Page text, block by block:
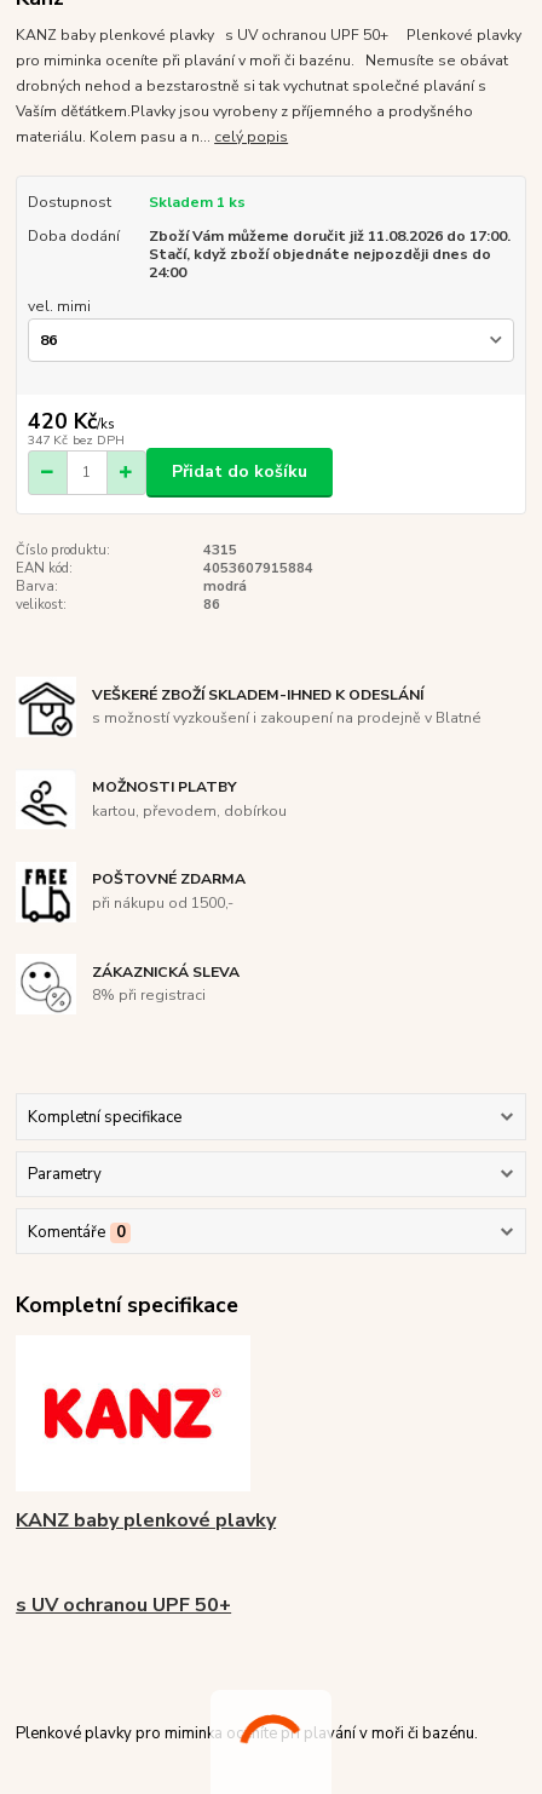
KANZ baby plenkové plavky s UV ochranou UPF 50+ Plenkové plavky
pro miminka oceníte při plavání v moři či bazénu. Nemusíte se obávat
drobných nehod a bezstarostně si tak vychutnat společné plavání s
Vaším děťátkem.Plavky jsou vyrobeny z příjemného a prodyšného
materiálu. Kolem pasu a n... celý popis
Dostupnost
Skladem 1 ks
Doba dodání
Zboží Vám můžeme doručit již 11.08.2026 do 17:00.
Stačí, když zboží objednáte nejpozději dnes do
24:00
vel. mimi
420 Kč/ks
347 Kč bez DPH
Přidat do košíku
Číslo produktu:
4315
EAN kód:
4053607915884
Barva:
modrá
velikost:
86
VEŠKERÉ ZBOŽÍ SKLADEM-IHNED K ODESLÁNÍ
s možností vyzkoušení i zakoupení na prodejně v Blatné
MOŽNOSTI PLATBY
kartou, převodem, dobírkou
POŠTOVNÉ ZDARMA
při nákupu od 1500,-
ZÁKAZNICKÁ SLEVA
8% při registraci
Kompletní specifikace
Parametry
Komentáře 0
Kompletní specifikace
KANZ baby plenkové plavky
s UV ochranou UPF 50+
Plenkové plavky pro miminka oceníte při plavání v moři či bazénu.